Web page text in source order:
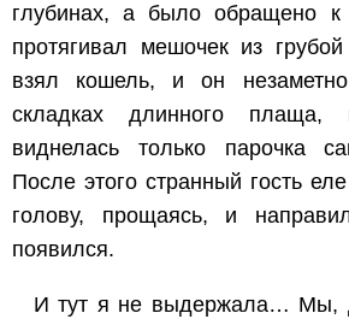
глубинах, а было обращено
протягивал мешочек из
взял кошель, и он
складках длинного плаща,
виднелась только парочка
После этого странный гость
голову, прощаясь, и
появился.
И тут я не выдержала… Мы,